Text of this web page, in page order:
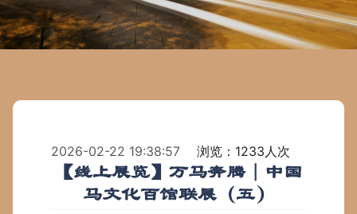
2026-02-22 19:38:57 浏览：1233人次
【线上展览】万马奔腾｜中国
马文化百馆联展（五）